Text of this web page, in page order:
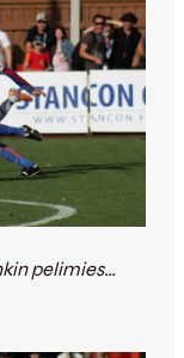
pelimies…